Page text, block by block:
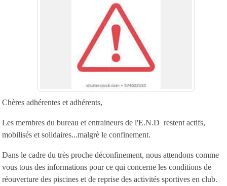
Chères adhérentes et adhérents,
Les membres du bureau et entraineurs de l'E.N.D restent actifs,
mobilisés et solidaires...malgrè le confinement.
Dans le cadre du très proche déconfinement, nous attendons comme
vous tous des informations pour ce qui concerne les conditions de
réouverture des piscines et de reprise des activités sportives en club.